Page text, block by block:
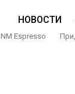
НОВОСТИ
NM Espresso